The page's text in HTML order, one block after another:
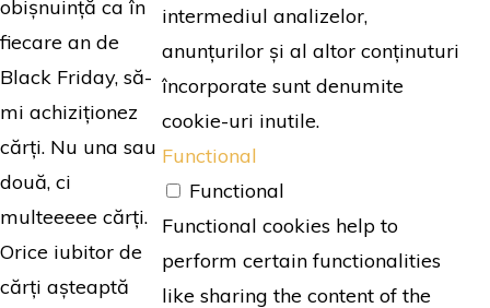
obișnuință ca în
fiecare an de
Black Friday, să-
mi achiziționez
cărți. Nu una sau
două, ci
multeeeee cărți.
Orice iubitor de
cărți așteaptă
intermediul analizelor,
anunțurilor și al altor conținuturi
încorporate sunt denumite
cookie-uri inutile.
Functional
Functional
Functional cookies help to
perform certain functionalities
like sharing the content of the